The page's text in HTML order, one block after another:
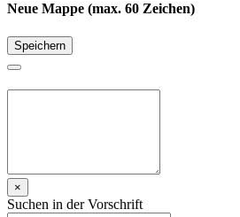
Neue Mappe (max. 60 Zeichen)
Speichern
×
Suchen in der Vorschrift